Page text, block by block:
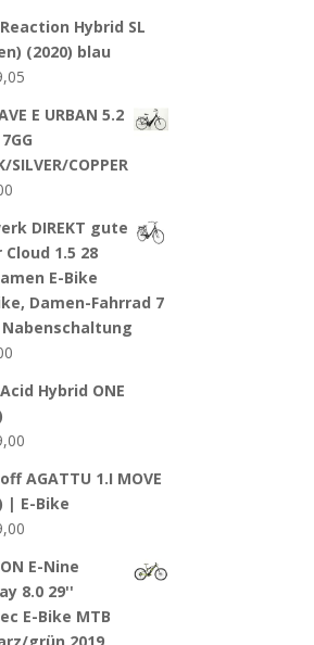
Hybrid SL
(2020) blau
E URBAN 5.2
SILVER/COPPER
DIREKT gute
Cloud 1.5 28
E-Bike
Damen-Fahrrad 7
Nabenschaltung
Hybrid ONE
AGATTU 1.I MOVE
| E-Bike
E-Nine
8.0 29''
E-Bike MTB